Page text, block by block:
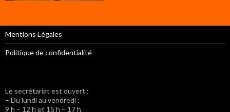
Mentions Légales
Politique de confidentialité
Le secrétariat est ouvert :
– Du lundi au vendredi :
9 h – 12 h et 15 h – 17 h